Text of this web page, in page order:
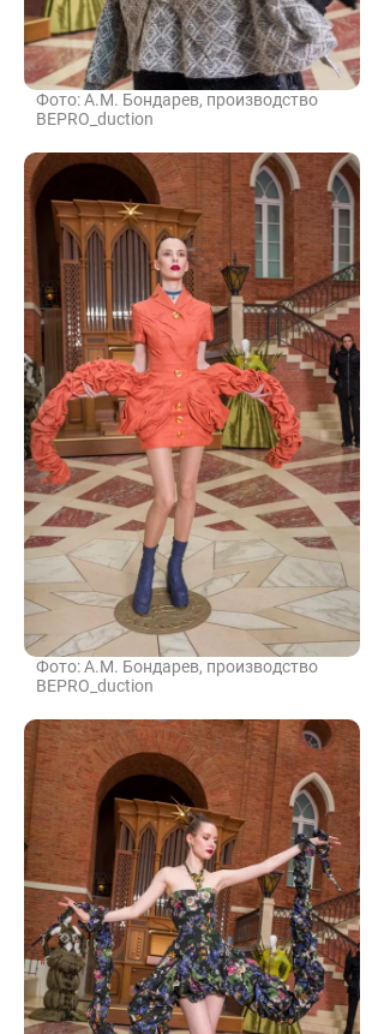
Фото: А.М. Бондарев, производство
BEPRO_duction
Фото: А.М. Бондарев, производство
BEPRO_duction